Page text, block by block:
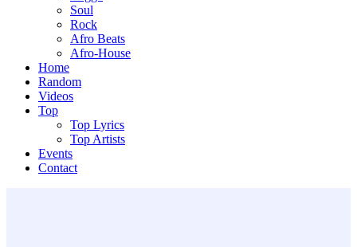
Soul
Rock
Afro Beats
Afro-House
Home
Random
Videos
Top
Top Lyrics
Top Artists
Events
Contact